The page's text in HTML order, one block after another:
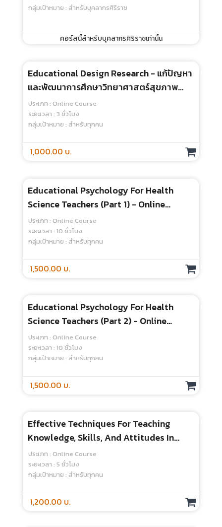
กลุ่มเป้าหมาย : สำหรับบุคลากรศิริราช
คอร์สนี้สำหรับบุคลากรศิริราชเท่านั้น
Educational Design Research - แก้ปัญหา
และพัฒนาการศึกษาวิทยาศาสตร์สุขภาพ
ด้วยการวิจัยเชิงออกแบบ
ประเภท : Online Course
ระยะเวลา : 3 ชั่วโมง
กลุ่มเป้าหมาย : สำหรับทุกคน
1,000.00 บ.
Educational Psychology For Health
Science Teachers (Part 1) - Online
Course
ประเภท : Online Course
ระยะเวลา : 10 ชั่วโมง
กลุ่มเป้าหมาย : สำหรับทุกคน
1,500.00 บ.
Educational Psychology For Health
Science Teachers (Part 2) - Online